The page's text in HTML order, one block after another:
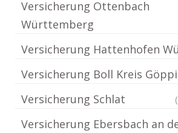
Versicherung Ottenbach
Württemberg
Versicherung Hattenhofen
Versicherung Boll Kreis
Versicherung Schlat
Versicherung Ebersbach an